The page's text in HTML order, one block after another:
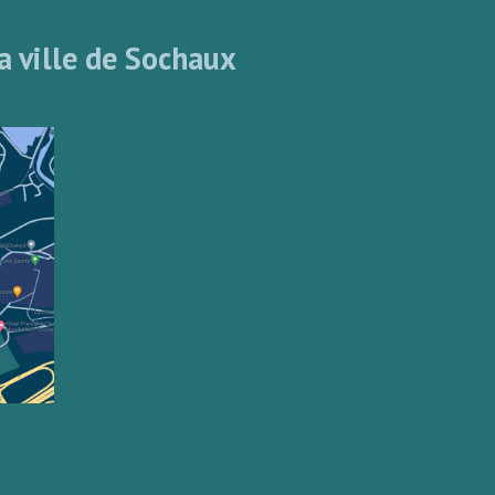
ville de Sochaux